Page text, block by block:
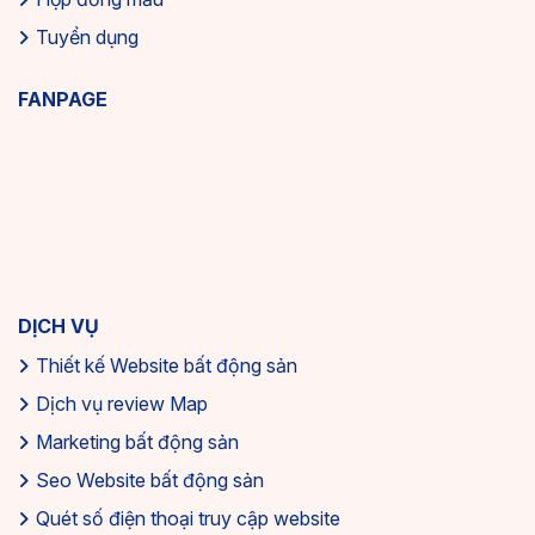
tình trạng pháp lý.
hình ảnh thu nhỏ. Người dùng có thể sắp xếp kết quả theo
Một số tiêu trí lựa chọn mẫu Website bất động sản
Hình ảnh, video 360° và thông tin dự án rõ ràng
Tuyển dụng
FANPAGE
DỊCH VỤ
Thiết kế Website bất động sản
Dịch vụ review Map
Marketing bất động sản
Seo Website bất động sản
Quét số điện thoại truy cập website